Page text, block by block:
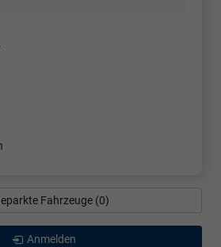
Fahrzeuge (0)
Anmelden